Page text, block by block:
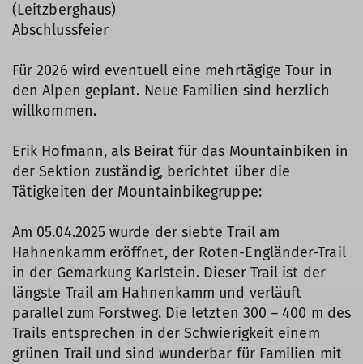
(Leitzberghaus)
Abschlussfeier
Für 2026 wird eventuell eine mehrtägige Tour in
den Alpen geplant. Neue Familien sind herzlich
willkommen.
Erik Hofmann, als Beirat für das Mountainbiken in
der Sektion zuständig, berichtet über die
Tätigkeiten der Mountainbikegruppe:
Am 05.04.2025 wurde der siebte Trail am
Hahnenkamm eröffnet, der Roten-Engländer-Trail
in der Gemarkung Karlstein. Dieser Trail ist der
längste Trail am Hahnenkamm und verläuft
parallel zum Forstweg. Die letzten 300 – 400 m des
Trails entsprechen in der Schwierigkeit einem
grünen Trail und sind wunderbar für Familien mit